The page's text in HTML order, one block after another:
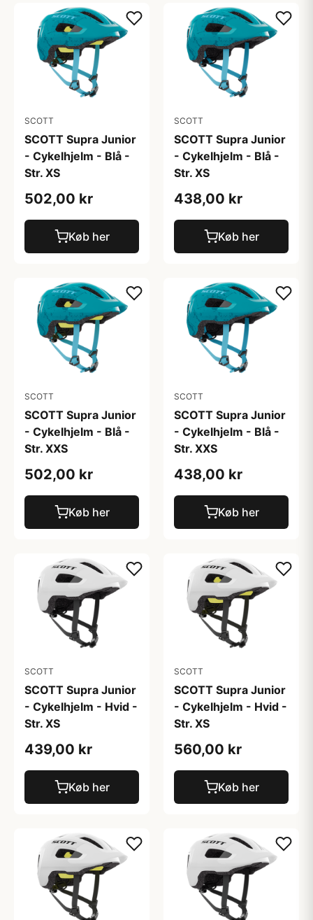
SCOTT
SCOTT Supra Junior
- Cykelhjelm - Blå -
Str. XS
502,00 kr
Køb her
SCOTT
SCOTT Supra Junior
- Cykelhjelm - Blå -
Str. XS
438,00 kr
Køb her
SCOTT
SCOTT Supra Junior
- Cykelhjelm - Blå -
Str. XXS
502,00 kr
Køb her
SCOTT
SCOTT Supra Junior
- Cykelhjelm - Blå -
Str. XXS
438,00 kr
Køb her
SCOTT
SCOTT Supra Junior
- Cykelhjelm - Hvid -
Str. XS
439,00 kr
Køb her
SCOTT
SCOTT Supra Junior
- Cykelhjelm - Hvid -
Str. XS
560,00 kr
Køb her